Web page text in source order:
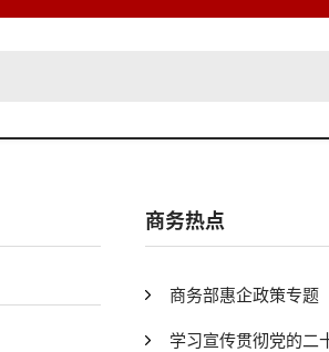
商务热点
商务部惠企政策专题
学习宣传贯彻党的二